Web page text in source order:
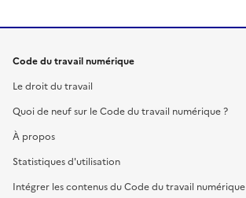
Code du travail numérique
Le droit du travail
Quoi de neuf sur le Code du travail numérique ?
À propos
Statistiques d'utilisation
Intégrer les contenus du Code du travail numérique